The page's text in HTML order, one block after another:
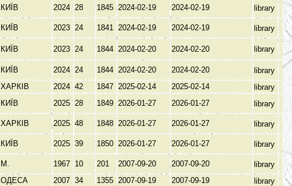
КИЇВ 2024 28 1845 2024-02-19 2024-02-19 library
КИЇВ 2023 24 1841 2024-02-19 2024-02-19 library
КИЇВ 2023 24 1844 2024-02-20 2024-02-20 library
КИЇВ 2024 24 1844 2024-02-20 2024-02-20
library
ХАРКІВ 2024 42 1847 2025-02-14 2025-02-14
library
КИЇВ 2025 28 1849 2026-01-27 2026-01-27 library
ХАРКІВ 2025 48 1848 2026-01-27 2026-01-27 library
КИЇВ 2025 39 1850 2026-01-27 2026-01-27 library
М. 1967 10 201 2007-09-20 2007-09-20
library
ОДЕСА 2007 34 1355 2007-09-19 2007-09-19
library